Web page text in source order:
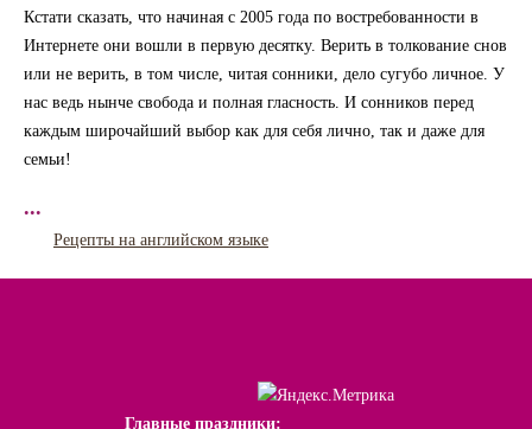
Кстати сказать, что начиная с 2005 года по востребованности в
Интернете они вошли в первую десятку. Верить в толкование снов
или не верить, в том числе, читая сонники, дело сугубо личное. У
нас ведь нынче свобода и полная гласность. И сонников перед
каждым широчайший выбор как для себя лично, так и даже для
семьи!
...
Рецепты на английском языке
Главные праздники: